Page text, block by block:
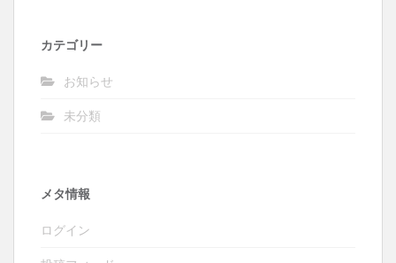
カテゴリー
お知らせ
未分類
メタ情報
ログイン